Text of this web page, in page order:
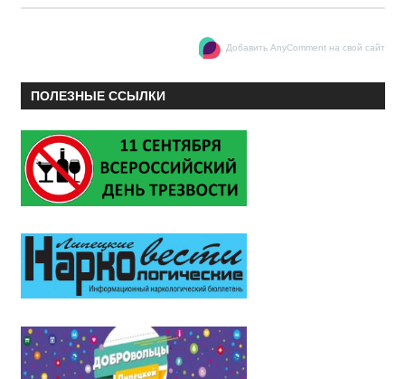
Добавить AnyComment на свой сайт
ПОЛЕЗНЫЕ ССЫЛКИ